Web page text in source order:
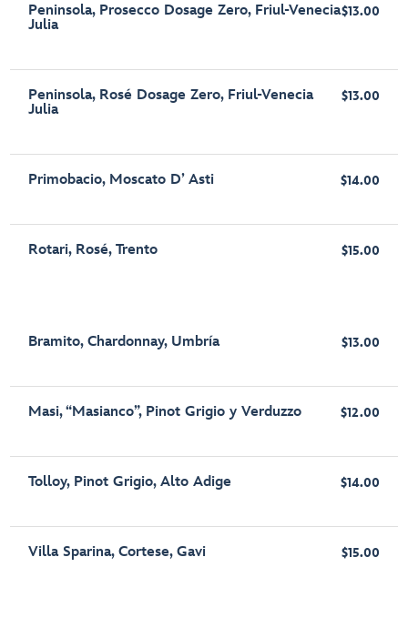
Peninsola, Prosecco Dosage Zero, Friul-Venecia
Julia
$13.00
Peninsola, Rosé Dosage Zero, Friul-Venecia
Julia
$13.00
Primobacio, Moscato D’ Asti $14.00
Rotari, Rosé, Trento $15.00
Bramito, Chardonnay, Umbría $13.00
Masi, “Masianco”, Pinot Grigio y Verduzzo $12.00
Tolloy, Pinot Grigio, Alto Adige $14.00
Villa Sparina, Cortese, Gavi $15.00